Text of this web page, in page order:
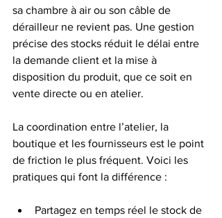
sa chambre à air ou son câble de
dérailleur ne revient pas. Une gestion
précise des stocks réduit le délai entre
la demande client et la mise à
disposition du produit, que ce soit en
vente directe ou en atelier.
La coordination entre l’atelier, la
boutique et les fournisseurs est le point
de friction le plus fréquent. Voici les
pratiques qui font la différence :
Partagez en temps réel le stock de